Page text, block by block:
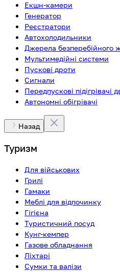
Екшн-камери
Генератор
Реєстратори
Автохолодильники
Джерела безперебійного
Мультимедійні системи
Пускові дроти
Сигнали
Передпускові підігрівачі
Автономні обігрівачі
Назад
Туризм
Для військових
Грилі
Гамаки
Меблі для відпочинку
Гігієна
Туристичний посуд
Кунг-кемпер
Газове обладнання
Ліхтарі
Сумки та валізи